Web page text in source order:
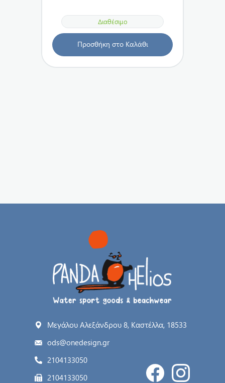
Διαθέσιμο
Προσθήκη στο Καλάθι
Μεγάλου Αλεξάνδρου 8, Καστέλλα, 18533
ods@onedesign.gr
2104133050
2104133050